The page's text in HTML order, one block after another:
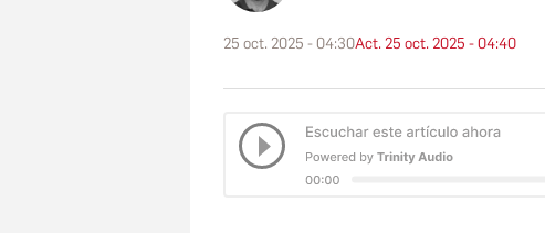
25 oct. 2025 - 04:30Act. 25 oct. 2025 - 04:40